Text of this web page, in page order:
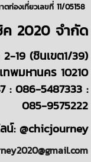
ท่องเที่ยวเลขที่ 11/05158
2020 จำกัด
19 (ชินเขต1/39)
พมหานคร 10210
: 086-5487333 :
085-9575222
น์: @chicjourney